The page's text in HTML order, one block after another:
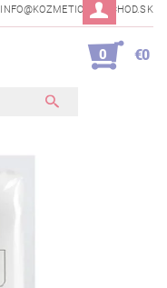
INFO@KOZMETICKYOBCHOD.SK
0 €0